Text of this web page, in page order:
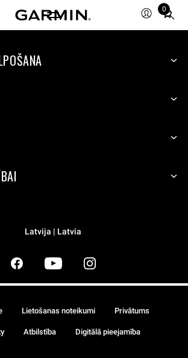
0
Total
items
cart:
Latvija | Latvia
Lietošanas noteikumi Privātums
Atbilstība Digitālā pieejamība